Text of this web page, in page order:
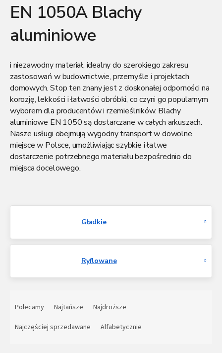
EN 1050A Blachy
aluminiowe
i niezawodny materiał, idealny do szerokiego zakresu
zastosowań w budownictwie, przemyśle i projektach
domowych. Stop ten znany jest z doskonałej odporności na
korozję, lekkości i łatwości obróbki, co czyni go popularnym
wyborem dla producentów i rzemieślników. Blachy
aluminiowe EN 1050 są dostarczane w całych arkuszach.
Nasze usługi obejmują wygodny transport w dowolne
miejsce w Polsce, umożliwiając szybkie i łatwe
dostarczenie potrzebnego materiału bezpośrednio do
miejsca docelowego.
Gładkie
Ryflowane
Polecamy Najtańsze
Najdroższe
Najczęściej sprzedawane
Alfabetycznie